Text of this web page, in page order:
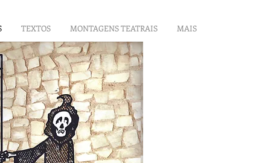
TEXTOS MONTAGENS TEATRAIS MAIS